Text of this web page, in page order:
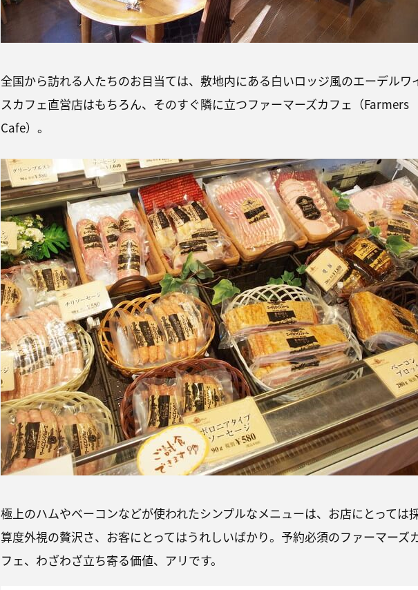
全国から訪れる人たちのお目当ては、敷地内にある白いロッジ風のエーデルワ
スカフェ直営店はもちろん、そのすぐ隣に立つファーマーズカフェ（Farmers
Cafe）。
極上のハムやベーコンなどが使われたシンプルなメニューは、お店にとっては
算度外視の贅沢さ、お客にとってはうれしいばかり。予約必須のファーマーズ
フェ、わざわざ立ち寄る価値、アリです。